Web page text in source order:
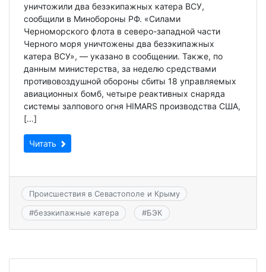
уничтожили два безэкипажных катера ВСУ,
сообщили в Минобороны РФ. «Силами
Черноморского флота в северо-западной части
Черного моря уничтожены два безэкипажных
катера ВСУ», — указано в сообщении. Также, по
данным министерства, за неделю средствами
противовоздушной обороны сбиты 18 управляемых
авиационных бомб, четыре реактивных снаряда
системы залпового огня HIMARS производства США,
[…]
Читать
Происшествия в Севастополе и Крыму
#безэкипажные катера #БЭК